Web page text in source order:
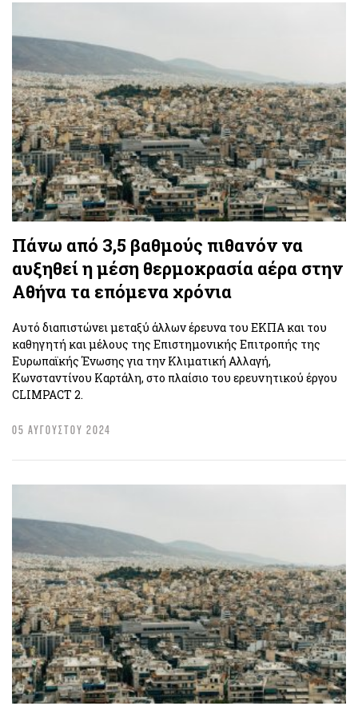
Πάνω από 3,5 βαθμούς πιθανόν να
αυξηθεί η μέση θερμοκρασία αέρα στην
Αθήνα τα επόμενα χρόνια
Αυτό διαπιστώνει μεταξύ άλλων έρευνα του ΕΚΠΑ και του
καθηγητή και μέλους της Επιστημονικής Επιτροπής της
Ευρωπαϊκής Ένωσης για την Κλιματική Αλλαγή,
Κωνσταντίνου Καρτάλη, στο πλαίσιο του ερευνητικού έργου
CLIMPACT 2.
05 ΑΥΓΟΥΣΤΟΥ 2024